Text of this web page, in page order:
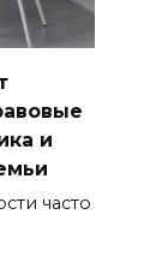
и
часто